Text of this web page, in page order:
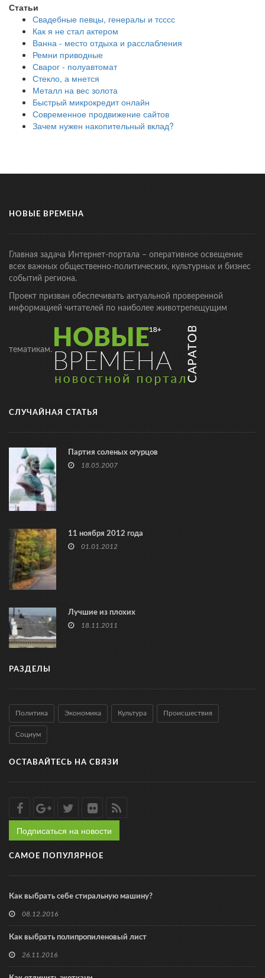
Статьи
Свадебные певцы, генералы и тсссс
Как я не стал актером
Ванна - место отдыха и расслабления
Ремни приводные
Сварог - полуавтомат
Стекло, а мнется
Металл на вес золота
Быстрый микрокредит онлайн
Современное продвижение сайтов
Зачем нужен накопительный вклад?
НОВЫЕ ВРЕМЕНА
Главная задача Интернет-портала – оперативное освещение
всех важных общественно-политических, культурных и бизнес
событий региона.
Проект призван обеспечивать актуальной проверенной
информацией читателей по наиболее животрепещущим
тематикам.
СЛУЧАЙНАЯ СТАТЬЯ
Партия соленых огурцов
18.05.2007
11 ноября 2012 года
01.01.2012
Лучшие из плохих
18.11.2011
РАЗДЕЛЫ
Политика Экономика Культура Происшествия
Социум
ОСТАВАЙТЕСЬ НА СВЯЗИ
Подписаться на новости
САМОЕ ПОПУЛЯРНОЕ
Как выбрать себе стиральную машину?
08.12.2016
Как выбрать полипропиленовый лист
26.11.2016